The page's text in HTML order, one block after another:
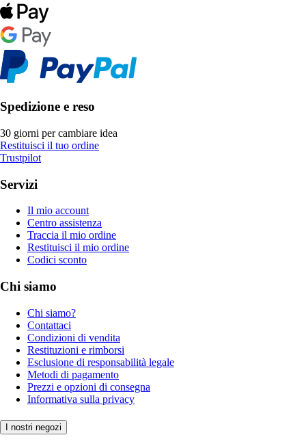
Spedizione e reso
30 giorni per cambiare idea
Restituisci il tuo ordine
Trustpilot
Servizi
Il mio account
Centro assistenza
Traccia il mio ordine
Restituisci il mio ordine
Codici sconto
Chi siamo
Chi siamo?
Contattaci
Condizioni di vendita
Restituzioni e rimborsi
Esclusione di responsabilità legale
Metodi di pagamento
Prezzi e opzioni di consegna
Informativa sulla privacy
I nostri negozi